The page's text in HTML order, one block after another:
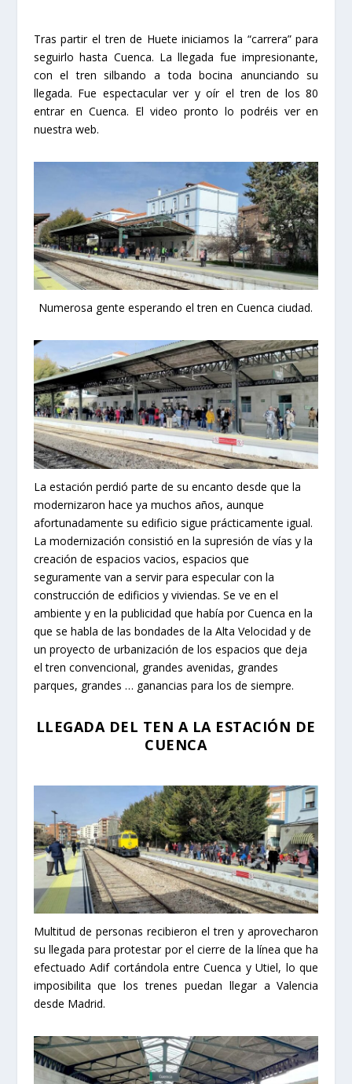
Tras partir el tren de Huete iniciamos la “carrera” para
seguirlo hasta Cuenca. La llegada fue impresionante,
con el tren silbando a toda bocina anunciando su
llegada. Fue espectacular ver y oír el tren de los 80
entrar en Cuenca. El video pronto lo podréis ver en
nuestra web.
Numerosa gente esperando el tren en Cuenca ciudad.
La estación perdió parte de su encanto desde que la
modernizaron hace ya muchos años, aunque
afortunadamente su edificio sigue prácticamente igual.
La modernización consistió en la supresión de vías y la
creación de espacios vacios, espacios que
seguramente van a servir para especular con la
construcción de edificios y viviendas. Se ve en el
ambiente y en la publicidad que había por Cuenca en la
que se habla de las bondades de la Alta Velocidad y de
un proyecto de urbanización de los espacios que deja
el tren convencional, grandes avenidas, grandes
parques, grandes … ganancias para los de siempre.
LLEGADA DEL TEN A LA ESTACIÓN DE
CUENCA
Multitud de personas recibieron el tren y aprovecharon
su llegada para protestar por el cierre de la línea que ha
efectuado Adif cortándola entre Cuenca y Utiel, lo que
imposibilita que los trenes puedan llegar a Valencia
desde Madrid.